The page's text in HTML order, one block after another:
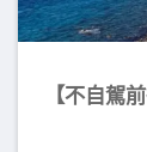
【不自駕